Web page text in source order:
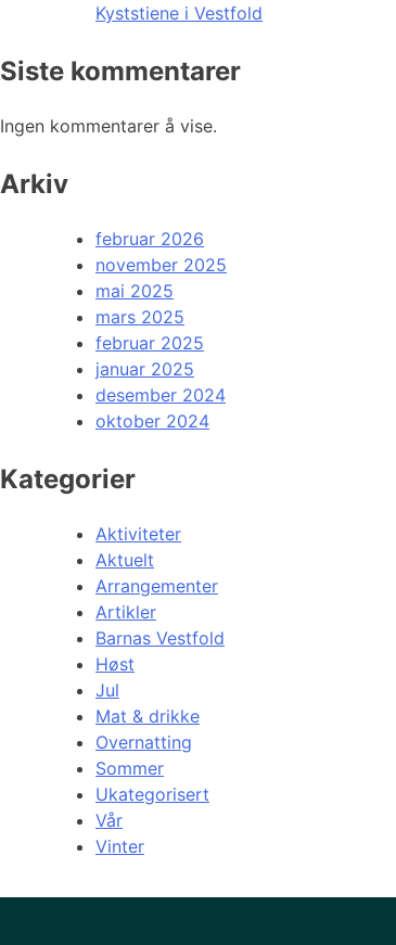
Kyststiene i Vestfold
Siste kommentarer
Ingen kommentarer å vise.
Arkiv
februar 2026
november 2025
mai 2025
mars 2025
februar 2025
januar 2025
desember 2024
oktober 2024
Kategorier
Aktiviteter
Aktuelt
Arrangementer
Artikler
Barnas Vestfold
Høst
Jul
Mat & drikke
Overnatting
Sommer
Ukategorisert
Vår
Vinter